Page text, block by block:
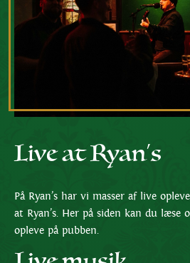
Live at Ryan’s
På Ryan’s har vi masser af live
at Ryan’s. Her på siden kan du læse
opleve på pubben.